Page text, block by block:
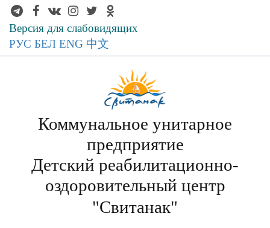
Версия для слабовидящих
РУС БЕЛ ENG 中文
Коммунальное унитарное
предприятие
Детский реабилитационно-
оздоровительный центр
"Свитанак"